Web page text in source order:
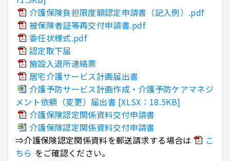
介護保険負担限度額認定申請書（記入例）.pdf
被保険者証等再交付申請書.pdf
委任状様式.pdf
認定取下届
施設入退所連絡票
居宅介護サービス計画届出書
介護予防サービス計画作成・介護予防ケアマネジ
メント依頼（変更）届出書 [XLSX：18.5KB]
介護保険認定関係資料交付申請書
介護保険認定関係資料交付申請書
⇒介護保険認定関係資料を郵送請求する場合は
こ
ちら をご確認ください。